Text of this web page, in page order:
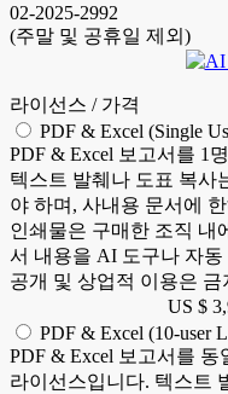
02-2025-2992
(주말 및 공휴일 제외)
라이선스 / 가격
PDF & Excel (Single
PDF & Excel 보고서를 1
텍스트 발췌나 도표 복사
야 하며, 사내용 문서에
인쇄물은 구매한 조직 내
서 내용을 AI 도구나 자
공개 및 상업적 이용은
US $
PDF & Excel (10-user
PDF & Excel 보고서를
라이선스입니다. 텍스트